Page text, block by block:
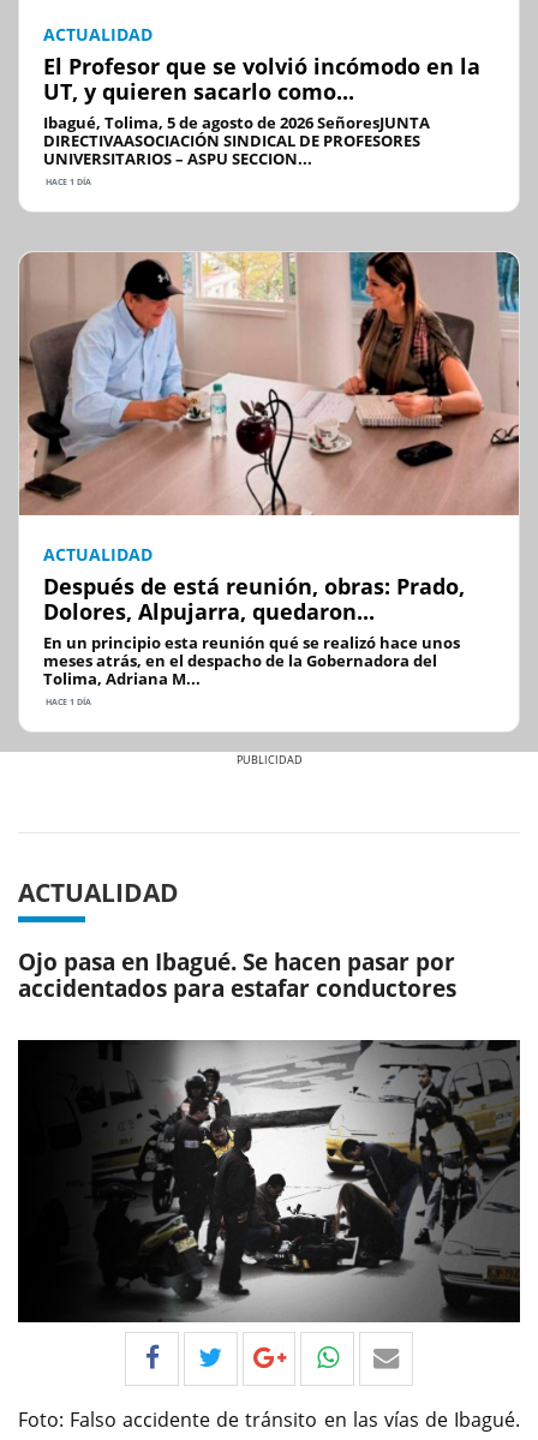
ACTUALIDAD
El Profesor que se volvió incómodo en la
UT, y quieren sacarlo como...
Ibagué, Tolima, 5 de agosto de 2026 SeñoresJUNTA
DIRECTIVAASOCIACIÓN SINDICAL DE PROFESORES
UNIVERSITARIOS – ASPU SECCION...
HACE 1 DÍA
ACTUALIDAD
Después de está reunión, obras: Prado,
Dolores, Alpujarra, quedaron...
En un principio esta reunión qué se realizó hace unos
meses atrás, en el despacho de la Gobernadora del
Tolima, Adriana M...
HACE 1 DÍA
ACTUALIDAD
Ojo pasa en Ibagué. Se hacen pasar por
accidentados para estafar conductores
Foto: Falso accidente de tránsito en las vías de Ibagué.